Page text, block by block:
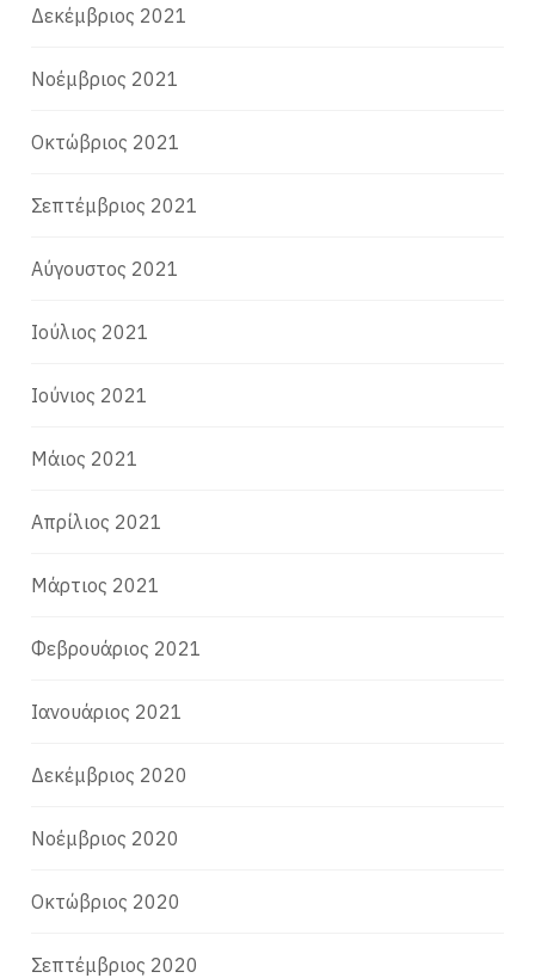
Δεκέμβριος 2021
Νοέμβριος 2021
Οκτώβριος 2021
Σεπτέμβριος 2021
Αύγουστος 2021
Ιούλιος 2021
Ιούνιος 2021
Μάιος 2021
Απρίλιος 2021
Μάρτιος 2021
Φεβρουάριος 2021
Ιανουάριος 2021
Δεκέμβριος 2020
Νοέμβριος 2020
Οκτώβριος 2020
Σεπτέμβριος 2020